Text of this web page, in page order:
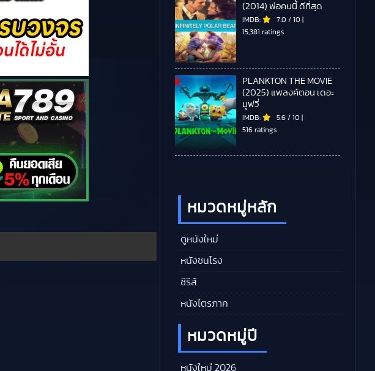
(2014) พ่อคนนี้ ดีที่สุด
IMDB: 7.0 / 10 |
15,381 ratings
PLANKTON THE MOVIE
(2025) แพลงค์ตอน เดอะ
มูฟวี่
IMDB: 5.6 / 10 |
516 ratings
หมวดหมู่หลัก
ดูหนังใหม่
หนังชนโรง
ซีรีส์
หนังไตรภาค
หมวดหมู่ปี
หนังใหม่ 2026